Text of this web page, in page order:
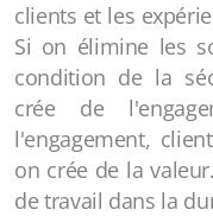
clients et les
Si on élimine les
condition de la
crée de
l'engagement,
on crée de la
de travail dans la